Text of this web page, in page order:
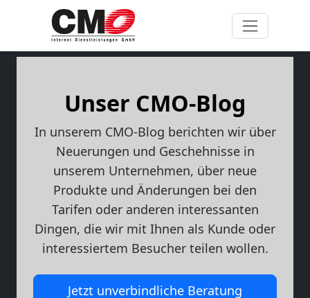
Unser CMO-Blog
In unserem CMO-Blog berichten wir über
Neuerungen und Geschehnisse in
unserem Unternehmen, über neue
Produkte und Änderungen bei den
Tarifen oder anderen interessanten
Dingen, die wir mit Ihnen als Kunde oder
interessiertem Besucher teilen wollen.
Jetzt unverbindliche Beratung